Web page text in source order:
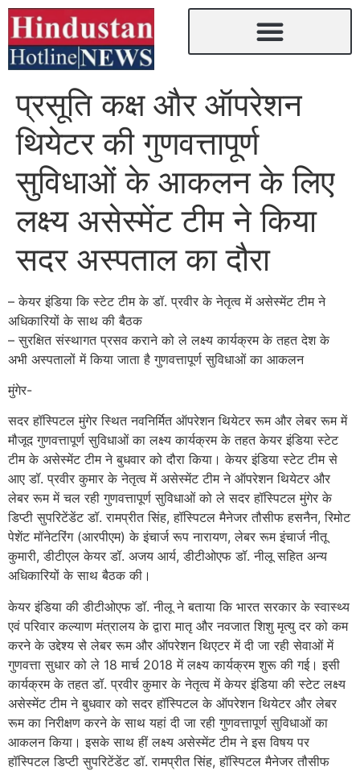
प्रसूति कक्ष और ऑपरेशन
थियेटर की गुणवत्तापूर्ण
सुविधाओं के आकलन के लिए
लक्ष्य असेस्मेंट टीम ने किया
सदर अस्पताल का दौरा
– केयर इंडिया कि स्टेट टीम के डॉ. प्रवीर के नेतृत्व में असेस्मेंट टीम ने
अधिकारियों के साथ की बैठक
– सुरक्षित संस्थागत प्रसव कराने को ले लक्ष्य कार्यक्रम के तहत देश के
अभी अस्पतालों में किया जाता है गुणवत्तापूर्ण सुविधाओं का आकलन
मुंगेर-
सदर हॉस्पिटल मुंगेर स्थित नवनिर्मित ऑपरेशन थियेटर रूम और लेबर रूम में
मौजूद गुणवत्तापूर्ण सुविधाओं का लक्ष्य कार्यक्रम के तहत केयर इंडिया स्टेट
टीम के असेस्मेंट टीम ने बुधवार को दौरा किया। केयर इंडिया स्टेट टीम से
आए डॉ. प्रवीर कुमार के नेतृत्व में असेस्मेंट टीम ने ऑपरेशन थियेटर और
लेबर रूम में चल रही गुणवत्तापूर्ण सुविधाओं को ले सदर हॉस्पिटल मुंगेर के
डिप्टी सुपरिटेंडेंट डॉ. रामप्रीत सिंह, हॉस्पिटल मैनेजर तौसीफ हसनैन, रिमोट
पेशेंट मॉनेटरिंग (आरपीएम) के इंचार्ज रूप नारायण, लेबर रूम इंचार्ज नीतू
कुमारी, डीटीएल केयर डॉ. अजय आर्य, डीटीओएफ डॉ. नीलू सहित अन्य
अधिकारियों के साथ बैठक की।
केयर इंडिया की डीटीओएफ डॉ. नीलू ने बताया कि भारत सरकार के स्वास्थ्य
एवं परिवार कल्याण मंत्रालय के द्वारा मातृ और नवजात शिशु मृत्यु दर को कम
करने के उद्देश्य से लेबर रूम और ऑपरेशन थिएटर में दी जा रही सेवाओं में
गुणवत्ता सुधार को ले 18 मार्च 2018 में लक्ष्य कार्यक्रम शुरू की गई। इसी
कार्यक्रम के तहत डॉ. प्रवीर कुमार के नेतृत्व में केयर इंडिया की स्टेट लक्ष्य
असेस्मेंट टीम ने बुधवार को सदर हॉस्पिटल के ऑपरेशन थियेटर और लेबर
रूम का निरीक्षण करने के साथ यहां दी जा रही गुणवत्तापूर्ण सुविधाओं का
आकलन किया। इसके साथ हीं लक्ष्य असेस्मेंट टीम ने इस विषय पर
हॉस्पिटल डिप्टी सुपरिटेंडेंट डॉ. रामप्रीत सिंह, हॉस्पिटल मैनेजर तौसीफ